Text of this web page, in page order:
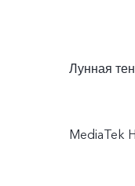
Лунная
MediaTek